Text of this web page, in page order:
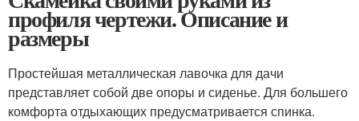
профиля чертежи. Описание и
размеры
Простейшая металлическая лавочка для дачи
представляет собой две опоры и сиденье. Для большего
комфорта отдыхающих предусматривается спинка.